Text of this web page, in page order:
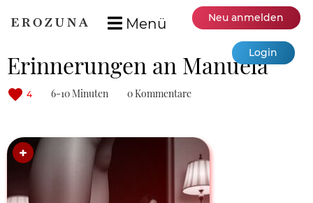
Menü Neu anmelden
Login
Erinnerungen an Manuela
4 6-10 Minuten 0 Kommentare